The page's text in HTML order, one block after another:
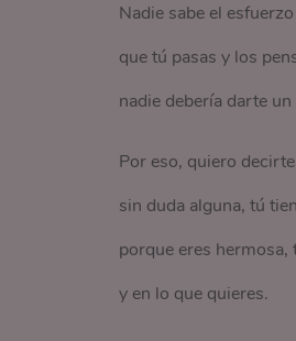
Nadie sabe el
que tú pasas y los
nadie debería darte
Por eso, quiero
sin duda alguna, tú
porque eres
y en lo que quieres.